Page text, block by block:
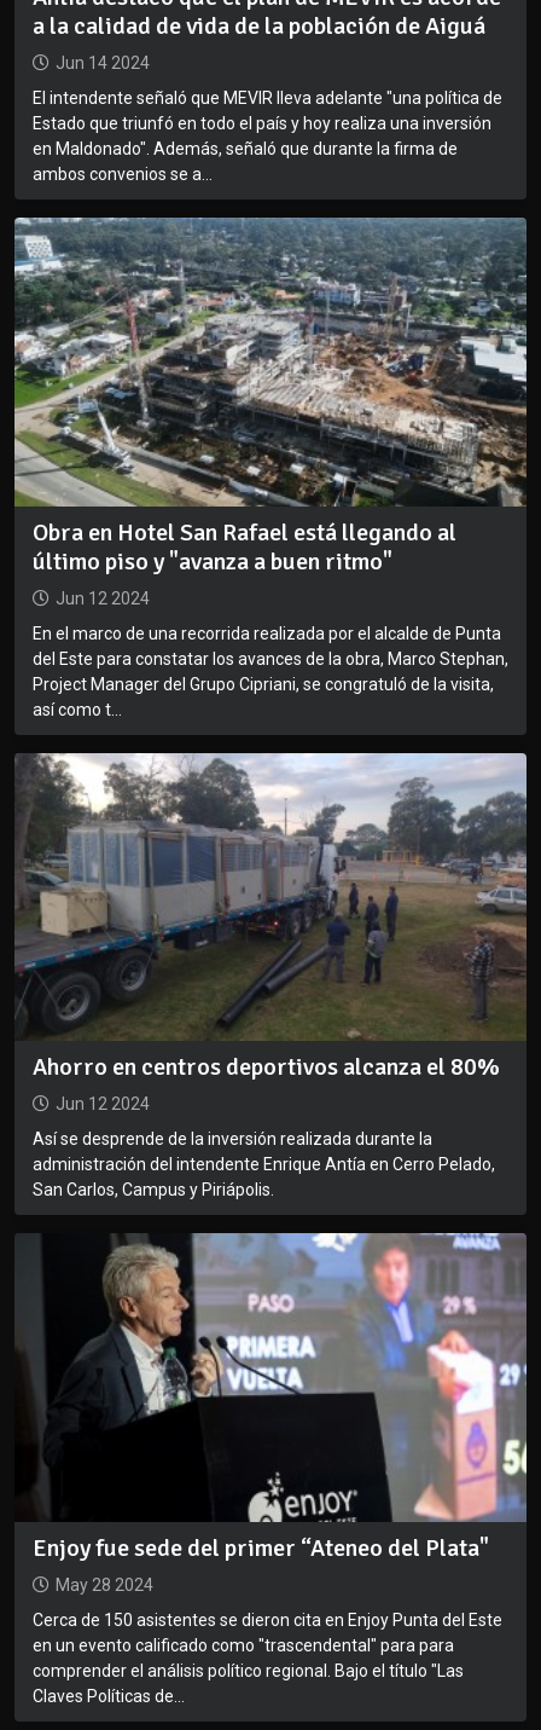
a la calidad de vida de la población de Aiguá
Jun 14 2024
El intendente señaló que MEVIR lleva adelante "una política de
Estado que triunfó en todo el país y hoy realiza una inversión
en Maldonado". Además, señaló que durante la firma de
ambos convenios se a...
Obra en Hotel San Rafael está llegando al
último piso y "avanza a buen ritmo"
Jun 12 2024
En el marco de una recorrida realizada por el alcalde de Punta
del Este para constatar los avances de la obra, Marco Stephan,
Project Manager del Grupo Cipriani, se congratuló de la visita,
así como t...
Ahorro en centros deportivos alcanza el 80%
Jun 12 2024
Así se desprende de la inversión realizada durante la
administración del intendente Enrique Antía en Cerro Pelado,
San Carlos, Campus y Piriápolis.
Enjoy fue sede del primer “Ateneo del Plata"
May 28 2024
Cerca de 150 asistentes se dieron cita en Enjoy Punta del Este
en un evento calificado como "trascendental" para para
comprender el análisis político regional. Bajo el título "Las
Claves Políticas de...